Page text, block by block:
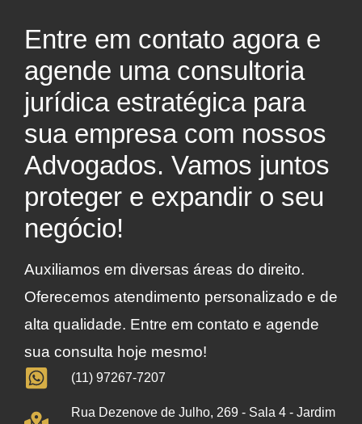
Entre em contato agora e
agende uma consultoria
jurídica estratégica para
sua empresa com nossos
Advogados. Vamos juntos
proteger e expandir o seu
negócio!
Auxiliamos em diversas áreas do direito.
Oferecemos atendimento personalizado e de
alta qualidade. Entre em contato e agende
sua consulta hoje mesmo!
(11) 97267-7207
Rua Dezenove de Julho, 269 - Sala 4 - Jardim